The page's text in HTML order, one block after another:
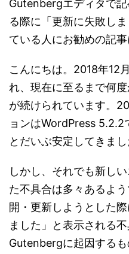
Gutenbergエディタで
る際に「更新に失敗し
ている人にお勧めの記事
こんにちは。2018年12
れ、現在に至るまで何
が続けられています。
ョンはWordPress 5.2.2
とだいぶ安定してきまし
しかし、それでも新し
た不具合は多々あるよ
開・更新しようとした
ました」と表示される
Gutenbergに起因する